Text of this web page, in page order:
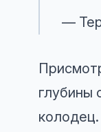
—
глубины